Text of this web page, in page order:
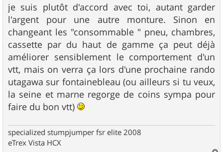
je suis plutôt d'accord avec toi, autant garder
l'argent pour une autre monture. Sinon en
changeant les "consommable " pneu, chambres,
cassette par du haut de gamme ça peut déjà
améliorer sensiblement le comportement d'un
vtt, mais on verra ça lors d'une prochaine rando
utagawa sur fontainebleau (ou ailleurs si tu veux,
la seine et marne regorge de coins sympa pour
faire du bon vtt)
specialized stumpjumper fsr elite 2008
eTrex Vista HCX